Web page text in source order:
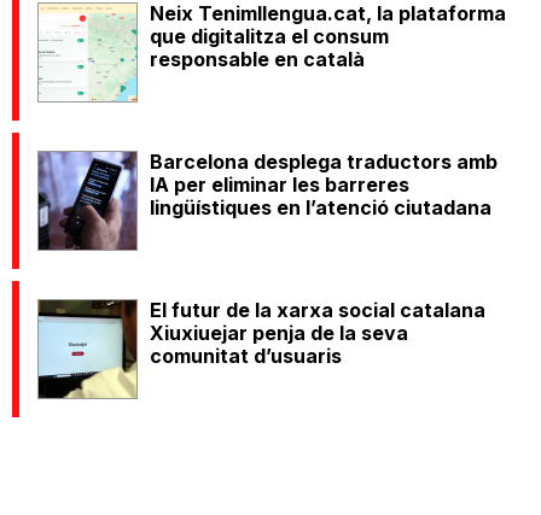
Neix Tenimllengua.cat, la plataforma
que digitalitza el consum
responsable en català
Barcelona desplega traductors amb
IA per eliminar les barreres
lingüístiques en l’atenció ciutadana
El futur de la xarxa social catalana
Xiuxiuejar penja de la seva
comunitat d’usuaris